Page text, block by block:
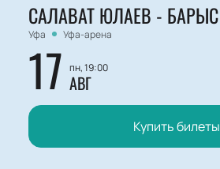
САЛАВАТ ЮЛАЕВ - БАРЫС
Уфа Уфа-арена
17 пн, 19:00
АВГ
Купить билеты